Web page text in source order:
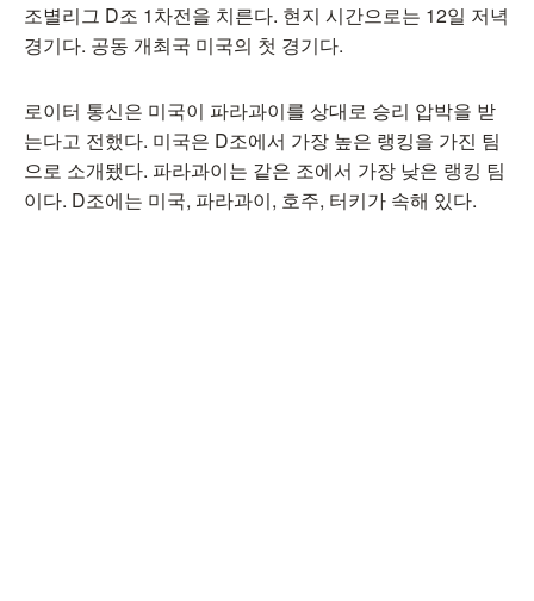
조별리그 D조 1차전을 치른다. 현지 시간으로는 12일 저녁
경기다. 공동 개최국 미국의 첫 경기다.
로이터 통신은 미국이 파라과이를 상대로 승리 압박을 받
는다고 전했다. 미국은 D조에서 가장 높은 랭킹을 가진 팀
으로 소개됐다. 파라과이는 같은 조에서 가장 낮은 랭킹 팀
이다. D조에는 미국, 파라과이, 호주, 터키가 속해 있다.